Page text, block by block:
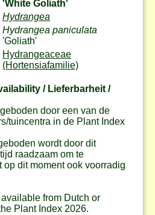
'White Goliath'
Hydrangea
Hydrangea paniculata
'Goliath'
Hydrangeaceae
(Hortensiafamilie)
/ Lieferbarheit /
door een van de
tuincentra in de Plant Index
wordt door dit
raadzaam om te
op dit moment ook voorradig
from Dutch or
Plant Index 2026.